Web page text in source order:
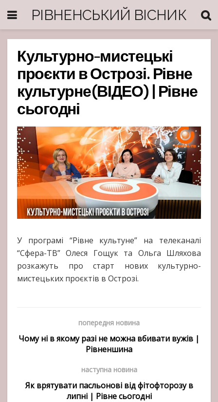
РІВНЕНСЬКИЙ ВІСНИК
Культурно-мистецькі
проєкти в Острозі. Рівне
культурне(ВІДЕО) | Рівне
сьогодні
У програмі “Рівне культуне” на телеканалі
“Сфера-ТВ” Олеся Гощук та Ольга Шляхова
розкажуть про старт нових культурно-
мистецьких проєктів в Острозі.
попередня новина
Чому ні в якому разі не можна вбивати вужів |
Рівненшина
наступна новина
Як врятувати пасльонові від фітофторозу в
липні | Рівне сьогодні